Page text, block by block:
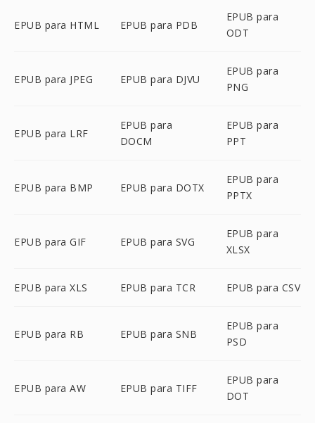
EPUB para HTML EPUB para PDB
EPUB para
ODT
EPUB para JPEG EPUB para DJVU
EPUB para
PNG
EPUB para LRF
EPUB para
DOCM
EPUB para
PPT
EPUB para BMP EPUB para DOTX
EPUB para
PPTX
EPUB para GIF EPUB para SVG
EPUB para
XLSX
EPUB para XLS EPUB para TCR EPUB para CSV
EPUB para RB EPUB para SNB
EPUB para
PSD
EPUB para AW EPUB para TIFF
EPUB para
DOT